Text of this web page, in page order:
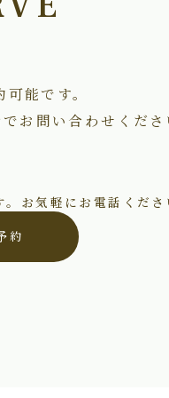
能です。
お問い合わせくださ
お気軽にお電話くださ
約